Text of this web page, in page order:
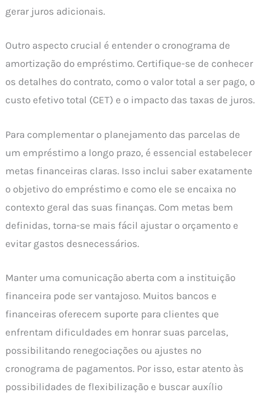
gerar juros adicionais.
Outro aspecto crucial é entender o cronograma de
amortização do empréstimo. Certifique-se de conhecer
os detalhes do contrato, como o valor total a ser pago, o
custo efetivo total (CET) e o impacto das taxas de juros.
Para complementar o planejamento das parcelas de
um empréstimo a longo prazo, é essencial estabelecer
metas financeiras claras. Isso inclui saber exatamente
o objetivo do empréstimo e como ele se encaixa no
contexto geral das suas finanças. Com metas bem
definidas, torna-se mais fácil ajustar o orçamento e
evitar gastos desnecessários.
Manter uma comunicação aberta com a instituição
financeira pode ser vantajoso. Muitos bancos e
financeiras oferecem suporte para clientes que
enfrentam dificuldades em honrar suas parcelas,
possibilitando renegociações ou ajustes no
cronograma de pagamentos. Por isso, estar atento às
possibilidades de flexibilização e buscar auxílio